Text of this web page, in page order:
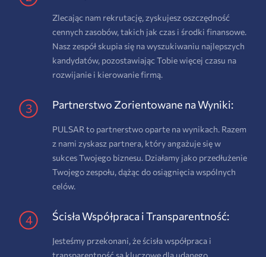
Zlecając nam rekrutację, zyskujesz oszczędność
cennych zasobów, takich jak czas i środki finansowe.
Nasz zespół skupia się na wyszukiwaniu najlepszych
kandydatów, pozostawiając Tobie więcej czasu na
rozwijanie i kierowanie firmą.
Partnerstwo Zorientowane na Wyniki:
PULSAR to partnerstwo oparte na wynikach. Razem
z nami zyskasz partnera, który angażuje się w
sukces Twojego biznesu. Działamy jako przedłużenie
Twojego zespołu, dążąc do osiągnięcia wspólnych
celów.
Ścisła Współpraca i Transparentność:
Jesteśmy przekonani, że ścisła współpraca i
transparentność są kluczowe dla udanego